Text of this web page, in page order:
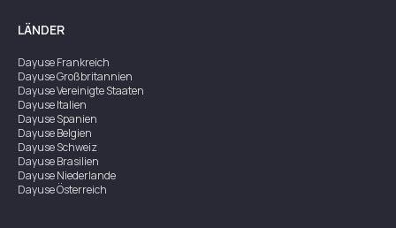
LÄNDER
DayuseFrankreich
DayuseGroßbritannien
DayuseVereinigte Staaten
DayuseItalien
DayuseSpanien
DayuseBelgien
DayuseSchweiz
DayuseBrasilien
DayuseNiederlande
DayuseÖsterreich